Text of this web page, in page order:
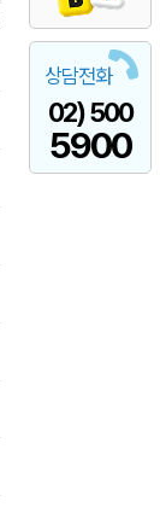
상담전화
02) 500
5900